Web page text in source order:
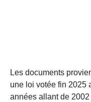
Les documents
une loi votée fin 2025
années allant de